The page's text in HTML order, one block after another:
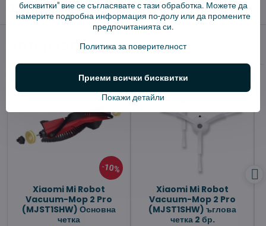
Отзиви 0
Алтернативни продукти
10%
Xiaomi Mi Robot
Vacuum-Mop 2 Pro
(MJST1SHW) Основна
четка
Xiaomi Mi Robot
Vacuum-Mop 2 Pro
(MJST1SHW) ъглова
четка 2 бр.
бисквитки" вие се съгласявате с тази обработка. Можете да
намерите подробна информация по-долу или да промените
предпочитанията си.
Политика за поверителност
Покажи детайли
Приеми всички бисквитки